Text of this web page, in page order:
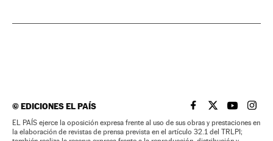
©EDICIONES EL PAÍS EL PAÍS BRASIL EN
EL PAÍSEL PAÍS
EL
EL PAÍS ejerce la oposición expresa frente al uso de sus obras y prestaciones en
la elaboración de revistas de prensa prevista en el artículo 32.1 del TRLPI;